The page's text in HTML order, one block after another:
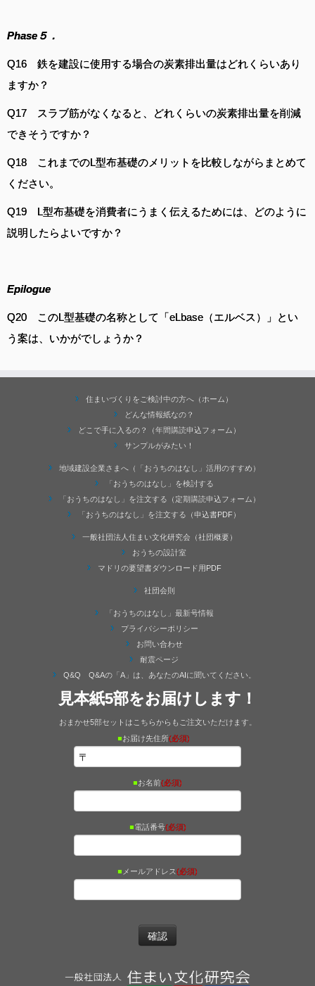
Phase５．
Q16 鉄を建設に使用する場合の炭素排出量はどれくらいあり
ますか？
Q17 スラブ筋がなくなると、どれくらいの炭素排出量を削減
できそうですか？
Q18 これまでのL型布基礎のメリットを比較しながらまとめて
ください。
Q19 L型布基礎を消費者にうまく伝えるためには、どのように
説明したらよいですか？
Epilogue
Q20 このL型基礎の名称として「eLbase（エルベス）」とい
う案は、いかがでしょうか？
住まいづくりをご検討中の方へ（ホーム）
どんな情報紙なの？
どこで手に入るの？（年間購読申込フォーム）
サンプルがみたい！
地域建設企業さまへ（「おうちのはなし」活用のすすめ）
「おうちのはなし」を検討する
「おうちのはなし」を注文する（定期購読申込フォーム）
「おうちのはなし」を注文する（申込書PDF）
一般社団法人住まい文化研究会（社団概要）
おうちの設計室
マドリの要望書ダウンロード用PDF
社団会則
「おうちのはなし」最新号情報
プライバシーポリシー
お問い合わせ
耐震ページ
Q&Q Q&Aの「A」は、あなたのAIに聞いてください。
見本紙5部をお届けします！
おまかせ5部セットはこちらからもご注文いただけます。
■お届け先住所(必須)
■お名前(必須)
■電話番号(必須)
■ メールアドレス(必須)